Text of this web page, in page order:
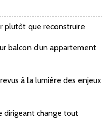
plutôt que reconstruire
balcon d’un appartement
à la lumière des enjeux
dirigeant change tout